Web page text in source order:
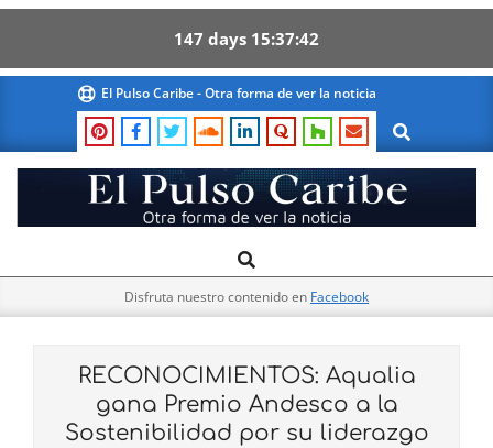
147 days 15 37 41
content
El Pulso Caribe - Otra forma de ver la noticia
Search
El
Pulso
Navigation
Search
Disfruta nuestro contenido en Facebook
RECONOCIMIENTOS: Aqualia
gana Premio Andesco a la
Sostenibilidad por su liderazgo